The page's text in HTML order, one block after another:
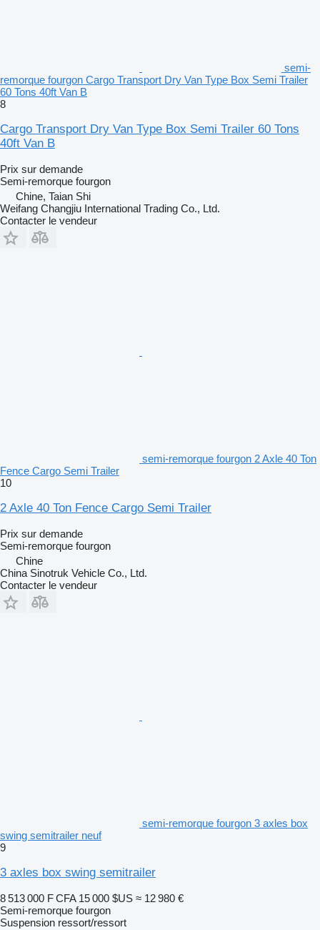
semi-
remorque fourgon Cargo Transport Dry Van Type Box Semi Trailer
60 Tons 40ft Van B
8
Cargo Transport Dry Van Type Box Semi Trailer 60 Tons
40ft Van B
Prix sur demande
Semi-remorque fourgon
Chine, Taian Shi
Weifang Changjiu International Trading Co., Ltd.
Contacter le vendeur
semi-remorque fourgon 2 Axle 40 Ton
Fence Cargo Semi Trailer
10
2 Axle 40 Ton Fence Cargo Semi Trailer
Prix sur demande
Semi-remorque fourgon
Chine
China Sinotruk Vehicle Co., Ltd.
Contacter le vendeur
semi-remorque fourgon 3 axles box
swing semitrailer neuf
9
3 axles box swing semitrailer
8 513 000 F CFA 15 000 $US ≈ 12 980 €
Semi-remorque fourgon
Suspension ressort/ressort